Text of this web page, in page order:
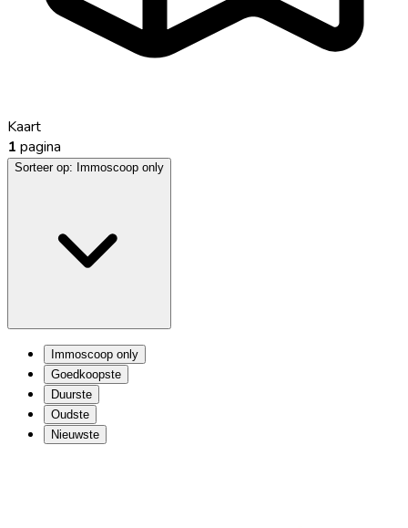
Kaart
1 pagina
Sorteer op: Immoscoop only
Immoscoop only
Goedkoopste
Duurste
Oudste
Nieuwste